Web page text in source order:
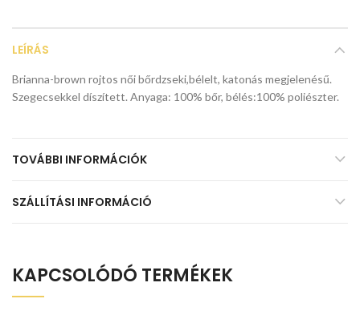
LEÍRÁS
Brianna-brown rojtos női bőrdzseki,bélelt, katonás megjelenésű.
Szegecsekkel díszített. Anyaga: 100% bőr, bélés:100% poliészter.
TOVÁBBI INFORMÁCIÓK
SZÁLLÍTÁSI INFORMÁCIÓ
KAPCSOLÓDÓ TERMÉKEK